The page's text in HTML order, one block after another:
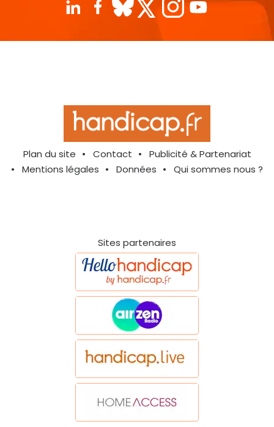
Plan du site Contact
Publicité & Partenariat
Mentions légales
Données Qui sommes nous ?
Sites partenaires